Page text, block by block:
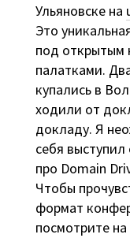
Ульяновске на
Это
под открытым
палатками.
купались в
ходили от
докладу. Я
себя
про Domain
Чтобы
формат
посмотрите